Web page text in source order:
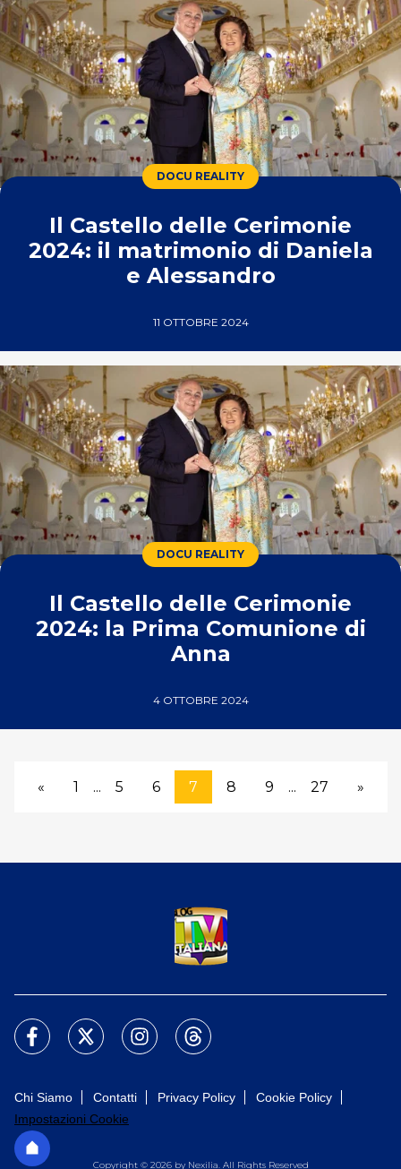
DOCU REALITY
Il Castello delle Cerimonie
2024: il matrimonio di Daniela
e Alessandro
11 OTTOBRE 2024
DOCU REALITY
Il Castello delle Cerimonie
2024: la Prima Comunione di
Anna
4 OTTOBRE 2024
« 1 ... 5 6 7 8 9 ... 27 »
Chi Siamo Contatti Privacy Policy
Cookie Policy
Impostazioni Cookie
Copyright © 2026 by Nexilia. All Rights Reserved